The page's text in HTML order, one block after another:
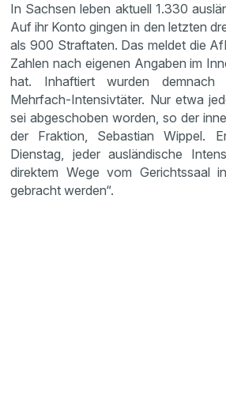
In Sachsen leben aktuell 1.330
Auf ihr Konto gingen in den letzten
als 900 Straftaten. Das meldet die
Zahlen nach eigenen Angaben im
hat. Inhaftiert wurden
Mehrfach-Intensivtäter. Nur etwa
sei abgeschoben worden, so der
der Fraktion, Sebastian Wippel.
Dienstag, jeder ausländische
direktem Wege vom Gerichtssaal
gebracht werden“.